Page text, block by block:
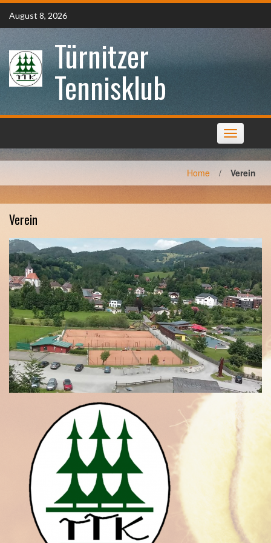
Skip
content
August 8, 2026
Türnitzer
Tennisklub
Toggle
navigation
Home / Verein
Verein